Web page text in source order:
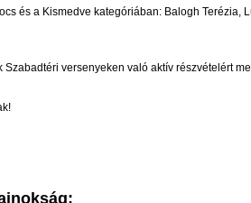
és a Kismedve kategóriában: Balogh Terézia,
Szabadtéri versenyeken való aktív részvételért